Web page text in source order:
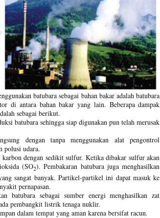
batubara sebagai bahan bakar adalah batubara
di antara bahan bakar yang lain. Beberapa dampak
sebagai berikut.
batubara sehingga siap digunakan pun telah merusak
dengan tanpa menggunakan alat pengontrol
polusi udara.
dengan sedikit sulfur. Ketika dibakar sulfur akan
(SO2). Pembakaran batubara juga menghasilkan
sangat banyak. Partikel-partikel ini dapat masuk ke
pernapasan.
batubara sebagai sumber energi menghasilkan zat
pembangkit listrik tenaga nuklir.
dalam tempat yang aman karena bersifat racun.